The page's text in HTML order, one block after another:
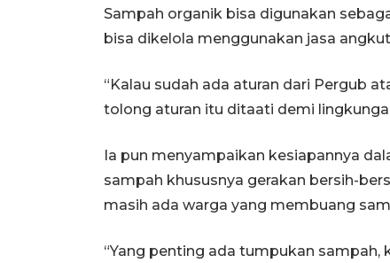
Sampah organik bisa digunakan
bisa dikelola menggunakan jasa
“Kalau sudah ada aturan dari Pergub
tolong aturan itu ditaati demi
Ia pun menyampaikan kesiapannya
sampah khususnya gerakan bersih-
masih ada warga yang membuang
“Yang penting ada tumpukan